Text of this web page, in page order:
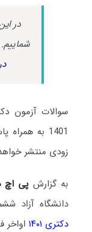
در
سوالات آزمون
1401 به
زودی منتشر
به گزارشپی اچ
دانشگاه آزاد ششم
دکتری ۱۴۰۱
اواخر